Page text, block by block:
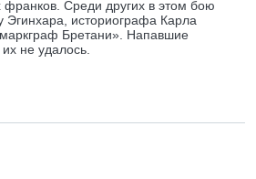
Среди других в этом бою
Эгинхара, историографа Карла
Бретани». Напавшие
не удалось.